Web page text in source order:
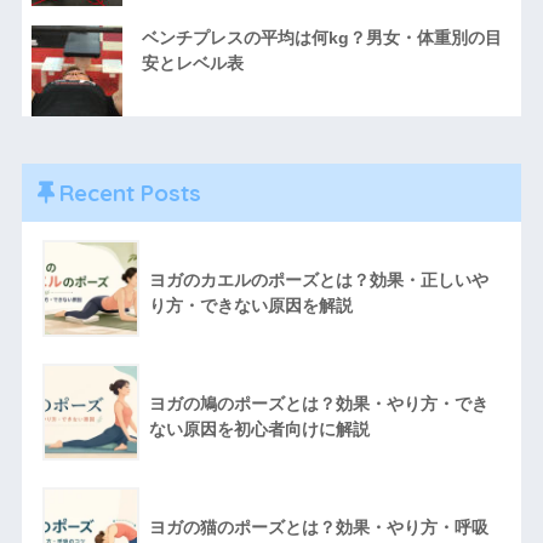
ベンチプレスの平均は何kg？男女・体重別の目
安とレベル表
Recent Posts
ヨガのカエルのポーズとは？効果・正しいや
り方・できない原因を解説
ヨガの鳩のポーズとは？効果・やり方・でき
ない原因を初心者向けに解説
ヨガの猫のポーズとは？効果・やり方・呼吸